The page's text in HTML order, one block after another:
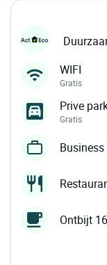
WIFI
Gratis
Prive
Gratis
Ontbijt